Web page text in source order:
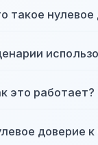
такое нулевое
это работает?
доверие